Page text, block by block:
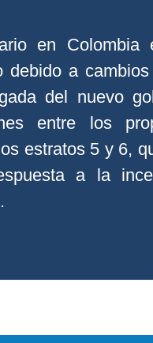
en Colombia
debido a
del nuevo
entre los
estratos 5 y 6,
a la